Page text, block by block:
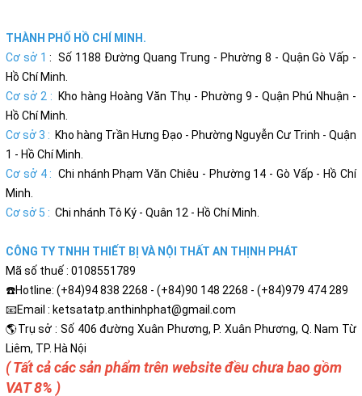
THÀNH PHỐ HỒ CHÍ MINH.
Cơ sở 1: Số 1188 Đường Quang Trung - Phường 8 - Quận Gò Vấp -
Hồ Chí Minh.
Cơ sở 2 : Kho hàng Hoàng Văn Thụ - Phường 9 - Quận Phú Nhuận -
Hồ Chí Minh.
Cơ sở 3 : Kho hàng Trần Hưng Đạo - Phường Nguyễn Cư Trinh - Quận
1 - Hồ Chí Minh.
Cơ sở 4 : Chi nhánh Phạm Văn Chiêu - Phường 14 - Gò Vấp - Hồ Chí
Minh.
Cơ sở 5 : Chi nhánh Tô Ký - Quân 12 - Hồ Chí Minh.
CÔNG TY TNHH THIẾT BỊ VÀ NỘI THẤT AN THỊNH PHÁT
Mã số thuế : 0108551789
☎️Hotline: (+84)94 838 2268 - (+84)90 148 2268 - (+84)979 474 289
📧Email : ketsatatp.anthinhphat@gmail.com
🌎Trụ sở : Số 406 đường Xuân Phương, P. Xuân Phương, Q. Nam Từ
Liêm, TP. Hà Nội
( Tất cả các sản phẩm trên website đều chưa bao gồm
VAT 8% )